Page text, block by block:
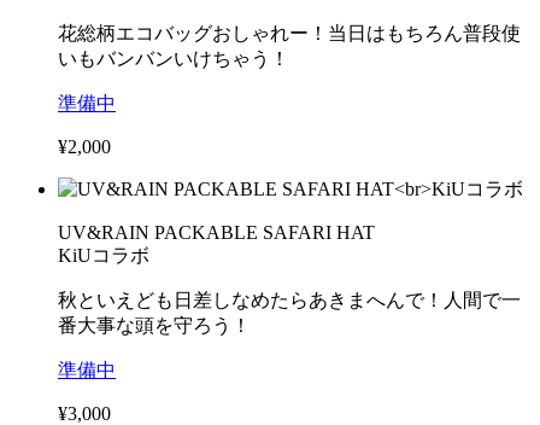
花総柄エコバッグおしゃれー！当日はもちろん普段使
いもバンバンいけちゃう！
準備中
¥2,000
UV&RAIN PACKABLE SAFARI HAT
KiUコラボ
秋といえども日差しなめたらあきまへんで！人間で一
番大事な頭を守ろう！
準備中
¥3,000